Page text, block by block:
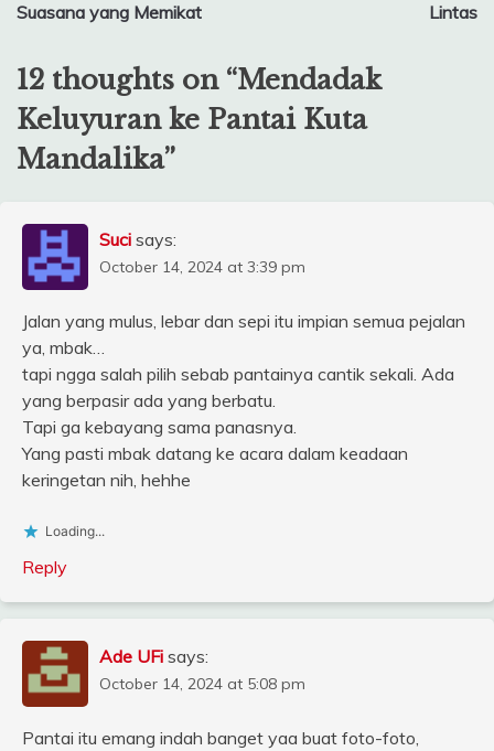
Suasana yang Memikat
Lintas
12 thoughts on “Mendadak
Keluyuran ke Pantai Kuta
Mandalika”
Suci says:
October 14, 2024 at 3:39 pm
Jalan yang mulus, lebar dan sepi itu impian semua pejalan
ya, mbak…
tapi ngga salah pilih sebab pantainya cantik sekali. Ada
yang berpasir ada yang berbatu.
Tapi ga kebayang sama panasnya.
Yang pasti mbak datang ke acara dalam keadaan
keringetan nih, hehhe
Loading...
Reply
Ade UFi says:
October 14, 2024 at 5:08 pm
Pantai itu emang indah banget yaa buat foto-foto,